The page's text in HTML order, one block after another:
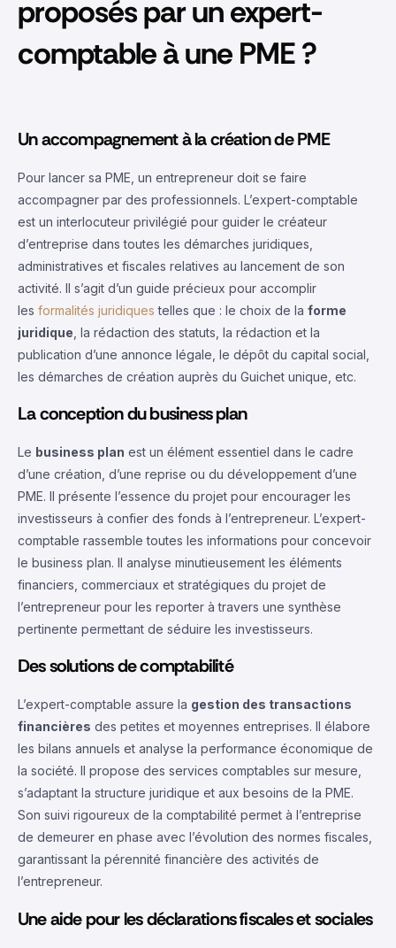
proposés par un expert-
comptable à une PME ?
Un accompagnement à la création de PME
Pour lancer sa PME, un entrepreneur doit se faire
accompagner par des professionnels. L’expert-comptable
est un interlocuteur privilégié pour guider le créateur
d’entreprise dans toutes les démarches juridiques,
administratives et fiscales relatives au lancement de son
activité. Il s’agit d’un guide précieux pour accomplir
les formalités juridiques telles que : le choix de la forme
juridique , la rédaction des statuts, la rédaction et la
publication d’une annonce légale, le dépôt du capital social,
les démarches de création auprès du Guichet unique, etc.
La conception du business plan
Le business plan est un élément essentiel dans le cadre
d’une création, d’une reprise ou du développement d’une
PME. Il présente l’essence du projet pour encourager les
investisseurs à confier des fonds à l’entrepreneur. L’expert-
comptable rassemble toutes les informations pour concevoir
le business plan. Il analyse minutieusement les éléments
financiers, commerciaux et stratégiques du projet de
l’entrepreneur pour les reporter à travers une synthèse
pertinente permettant de séduire les investisseurs.
Des solutions de comptabilité
L’expert-comptable assure la gestion des transactions
financières des petites et moyennes entreprises. Il élabore
les bilans annuels et analyse la performance économique de
la société. Il propose des services comptables sur mesure,
s’adaptant la structure juridique et aux besoins de la PME.
Son suivi rigoureux de la comptabilité permet à l’entreprise
de demeurer en phase avec l’évolution des normes fiscales,
garantissant la pérennité financière des activités de
l’entrepreneur.
Une aide pour les déclarations fiscales et sociales